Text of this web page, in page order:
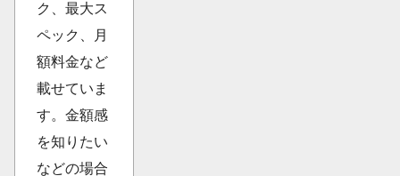
ク、最大ス
ペック、月
額料金など
載せていま
す。金額感
を知りたい
などの場合